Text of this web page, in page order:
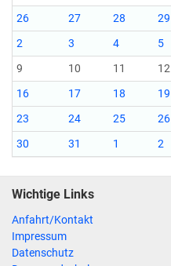
26
27 28 29
2
3 4 5
9
10 11 12
16
17 18 19
23
24 25 26
30
31 1 2
Wichtige Links
Anfahrt/Kontakt
Impressum
Datenschutz